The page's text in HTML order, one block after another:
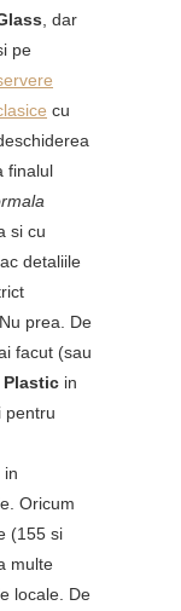
, dar
pe
cu
finalul
si cu
detaliile
prea. De
facut (sau
Plastic in
pentru
in
Oricum
(155 si
multe
locale. De